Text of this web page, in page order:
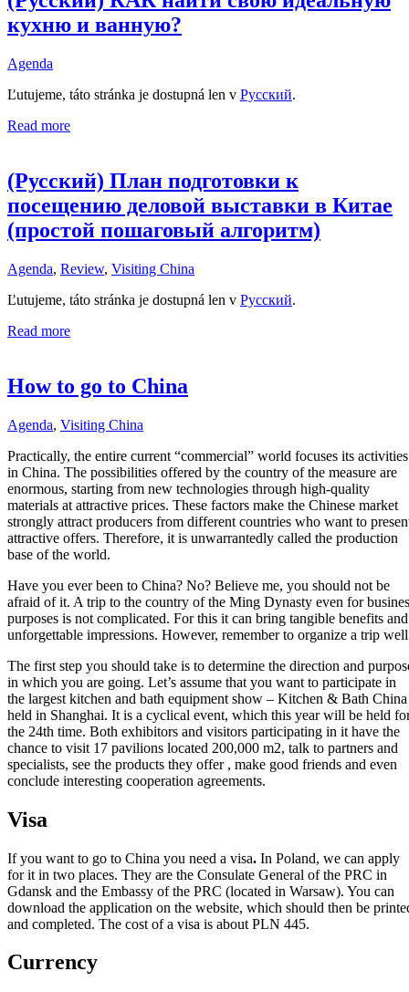
кухню и ванную?
Agenda
Ľutujeme, táto stránka je dostupná len v Русский.
Read more
(Русский) План подготовки к
посещению деловой выставки в Китае
(простой пошаговый алгоритм)
Agenda, Review, Visiting China
Ľutujeme, táto stránka je dostupná len v Русский.
Read more
How to go to China
Agenda, Visiting China
Practically, the entire current “commercial” world focuses its activities
in China. The possibilities offered by the country of the measure are
enormous, starting from new technologies through high-quality
materials at attractive prices. These factors make the Chinese market
strongly attract producers from different countries who want to
attractive offers. Therefore, it is unwarrantedly called the production
base of the world.
Have you ever been to China? No? Believe me, you should not be
afraid of it. A trip to the country of the Ming Dynasty even for
purposes is not complicated. For this it can bring tangible benefits and
unforgettable impressions. However, remember to organize a trip
The first step you should take is to determine the direction and
in which you are going. Let’s assume that you want to participate in
the largest kitchen and bath equipment show – Kitchen & Bath China
held in Shanghai. It is a cyclical event, which this year will be held
the 24th time. Both exhibitors and visitors participating in it have the
chance to visit 17 pavilions located 200,000 m2, talk to partners and
specialists, see the products they offer , make good friends and even
conclude interesting cooperation agreements.
Visa
If you want to go to China you need a visa. In Poland, we can apply
for it in two places. They are the Consulate General of the PRC in
Gdansk and the Embassy of the PRC (located in Warsaw). You can
download the application on the website, which should then be
and completed. The cost of a visa is about PLN 445.
Currency